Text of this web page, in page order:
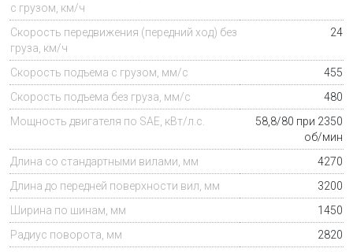
с грузом, км/ч
Скорость передвижения (передний ход) без
груза, км/ч
24
Скорость подъема с грузом, мм/с
455
Скорость подъема без груза, мм/с
480
Мощность двигателя по SAE, кВт/л.с.
58,8/80 при 2350
об/мин
Длина со стандартными вилами, мм
4270
Длина до передней поверхности вил, мм
3200
Ширина по шинам, мм
1450
Радиус поворота, мм
2820